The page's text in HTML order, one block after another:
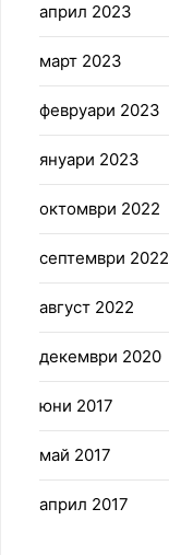
април 2023
март 2023
февруари 2023
януари 2023
октомври 2022
септември 2022
август 2022
декември 2020
юни 2017
май 2017
април 2017